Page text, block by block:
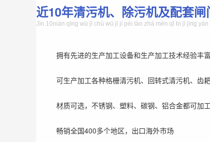
近10年清污机、除污机及配套
Jìn 10nián qīng wū jī chú wū jī jí pèi tào zhá mén qǐ bì jī jīng yàn
拥有先进的生产加工设备和生产加工技术经验丰
可生产加工各种格栅清污机、回转式清污机、齿
材质可选，不锈钢、塑料、碳钢、铝合金都可加
畅销全国400多个地区，出口海外市场